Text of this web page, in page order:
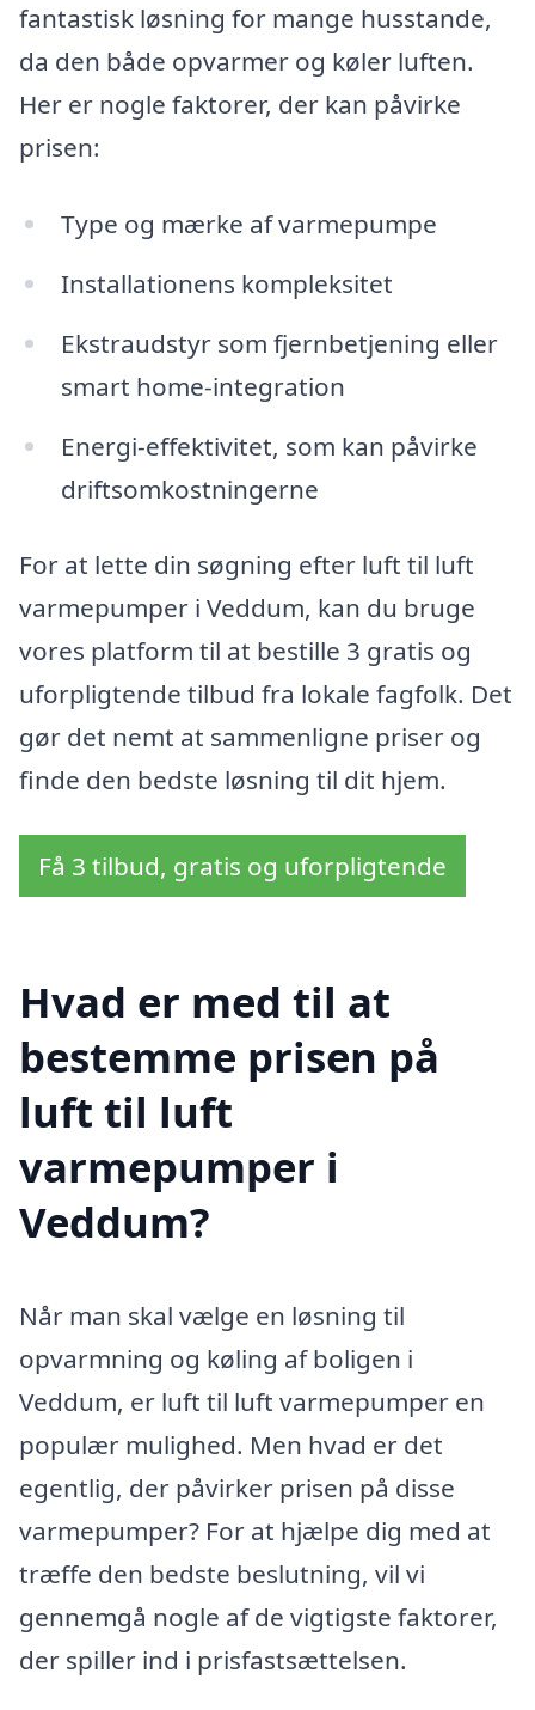
fantastisk løsning for mange husstande,
da den både opvarmer og køler luften.
Her er nogle faktorer, der kan påvirke
prisen:
Type og mærke af varmepumpe
Installationens kompleksitet
Ekstraudstyr som fjernbetjening eller
smart home-integration
Energi-effektivitet, som kan påvirke
driftsomkostningerne
For at lette din søgning efter luft til luft
varmepumper i Veddum, kan du bruge
vores platform til at bestille 3 gratis og
uforpligtende tilbud fra lokale fagfolk. Det
gør det nemt at sammenligne priser og
finde den bedste løsning til dit hjem.
Få 3 tilbud, gratis og uforpligtende
Hvad er med til at
bestemme prisen på
luft til luft
varmepumper i
Veddum?
Når man skal vælge en løsning til
opvarmning og køling af boligen i
Veddum, er luft til luft varmepumper en
populær mulighed. Men hvad er det
egentlig, der påvirker prisen på disse
varmepumper? For at hjælpe dig med at
træffe den bedste beslutning, vil vi
gennemgå nogle af de vigtigste faktorer,
der spiller ind i prisfastsættelsen.